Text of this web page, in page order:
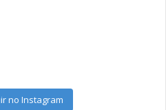
no Instagram